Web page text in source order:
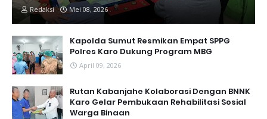
Redaksi Mei 08, 2026
Kapolda Sumut Resmikan Empat SPPG
Polres Karo Dukung Program MBG
April 09, 2026
Rutan Kabanjahe Kolaborasi Dengan BNNK
Karo Gelar Pembukaan Rehabilitasi Sosial
Warga Binaan